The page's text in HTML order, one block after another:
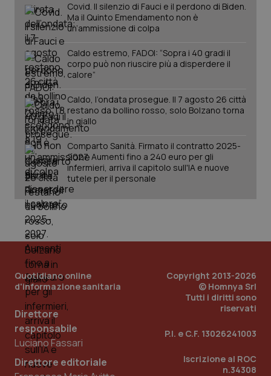
Covid. Il silenzio di Fauci e il perdono di Biden.
Ma il Quinto Emendamento non è
un’ammissione di colpa
Caldo estremo, FADOI: “Sopra i 40 gradi il
corpo può non riuscire più a disperdere il
calore”
Caldo, l’ondata prosegue. Il 7 agosto 26 città
restano da bollino rosso, solo Bolzano torna
in giallo
Comparto Sanità. Firmato il contratto 2025-
2027. Aumenti fino a 240 euro per gli
infermieri, arriva il capitolo sull'IA e nuove
tutele per il personale
Quotidiano online
d'informazione sanitaria
Direttore
responsabile
Luciano Fassari
Direttore editoriale
Copyright 2013-2026
© Homnya Srl
Tutti i diritti sono
riservati
P.I. e C.F. 13026241003
Iscrizione al ROC
n.34308
PHPSESSID